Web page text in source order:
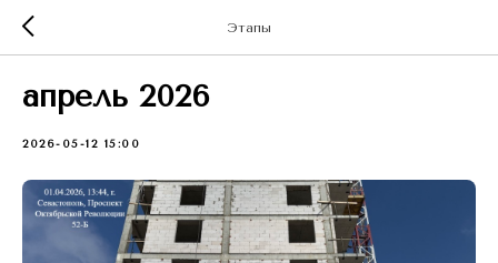
Этапы
апрель 2026
2026-05-12 15:00